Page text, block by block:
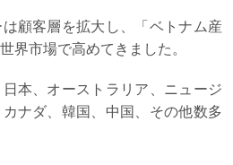
顧客層を拡大し、「ベトナム産
界市場で高めてきました。
本、オーストラリア、ニュージ
ナダ、韓国、中国、その他数多